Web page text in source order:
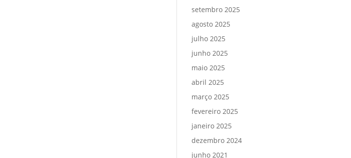
setembro 2025
agosto 2025
julho 2025
junho 2025
maio 2025
abril 2025
março 2025
fevereiro 2025
janeiro 2025
dezembro 2024
junho 2021